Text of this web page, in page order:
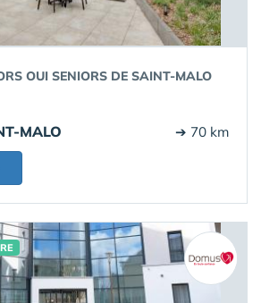
OUI SENIORS DE SAINT-MALO
MALO ➔ 70 km